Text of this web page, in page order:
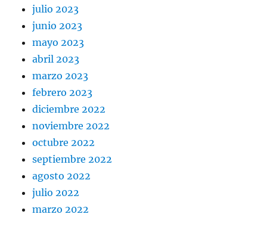
julio 2023
junio 2023
mayo 2023
abril 2023
marzo 2023
febrero 2023
diciembre 2022
noviembre 2022
octubre 2022
septiembre 2022
agosto 2022
julio 2022
marzo 2022